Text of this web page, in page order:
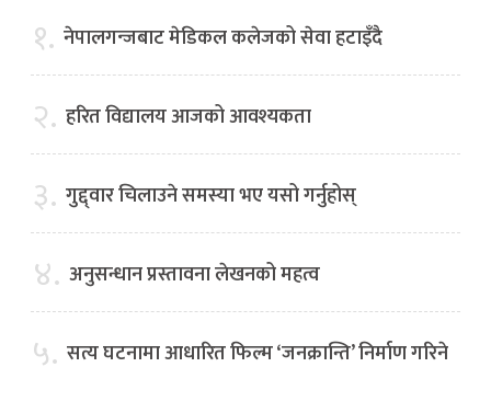
१. नेपालगन्जबाट मेडिकल कलेजको सेवा हटाइँदै
२. हरित विद्यालय आजको आवश्यकता
३. गुद्द्वार चिलाउने समस्या भए यसो गर्नुहोस्
४. अनुसन्धान प्रस्तावना लेखनको महत्व
५. सत्य घटनामा आधारित फिल्म ‘जनक्रान्ति’ निर्माण गरिने